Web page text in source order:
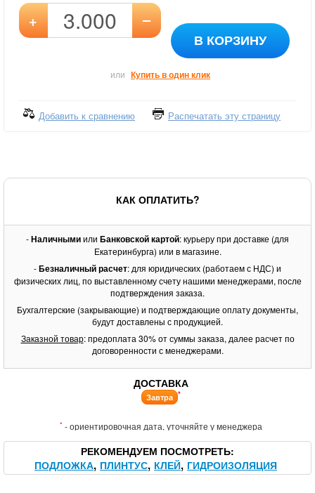
+ –
В КОРЗИНУ
или Купить в один клик
Добавить к сравнению Распечатать эту страницу
КАК ОПЛАТИТЬ?
-Наличнымиили Банковской картой: курьеру при доставке (для
Екатеринбурга) или в магазине.
-Безналичный расчет: для юридических (работаем с НДС) и
физических лиц, по выставленному счету нашими менеджерами, после
подтверждения заказа.
Бухгалтерские (закрывающие) и подтверждающие оплату документы,
будут доставлены с продукцией.
Заказной товар: предоплата 30% от суммы заказа, далее расчет по
договоренности с менеджерами.
ДОСТАВКА
Завтра *
* - ориентировочная дата, уточняйте у менеджера
РЕКОМЕНДУЕМ ПОСМОТРЕТЬ
ПОДЛОЖКА ПЛИНТУС КЛЕЙ ГИДРОИЗОЛЯЦИЯ